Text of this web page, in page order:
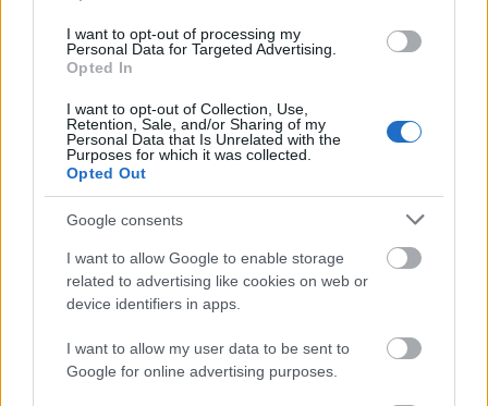
I want to opt-out of processing my
Personal Data for Targeted Advertising.
Opted In
I want to opt-out of Collection, Use,
Retention, Sale, and/or Sharing of my
Personal Data that Is Unrelated with the
Purposes for which it was collected.
Opted Out
Google consents
I want to allow Google to enable storage
related to advertising like cookies on web or
device identifiers in apps.
I want to allow my user data to be sent to
Google for online advertising purposes.
απόδραση στην καρδιά της Μεσσηνίας